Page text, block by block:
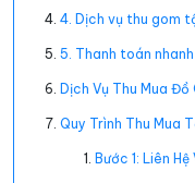
4. Dịch vụ thu gom
5. Thanh toán
Dịch Vụ Thu Mua
Quy Trình Thu Mua
Bước 1: Liên